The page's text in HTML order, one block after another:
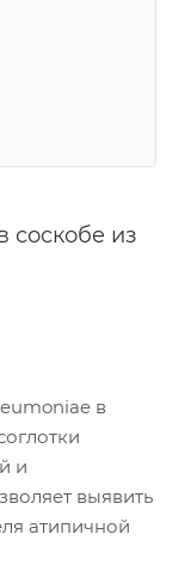
соскобе из
в
и
выявить
атипичной